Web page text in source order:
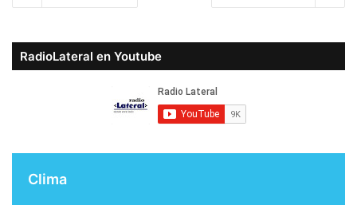
RadioLateral en Youtube
Clima